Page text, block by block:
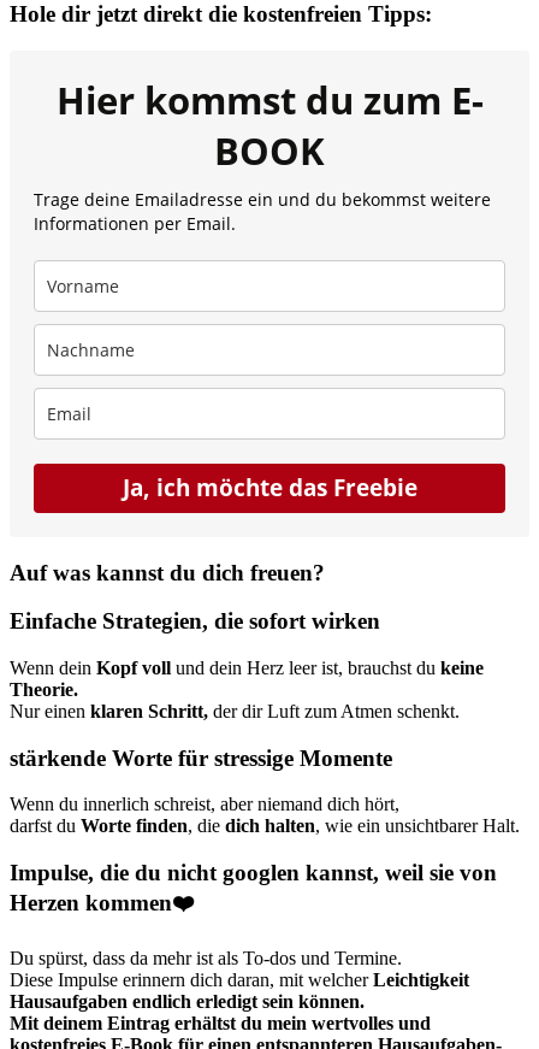
Hole dir jetzt direkt die kostenfreien Tipps:
Hier kommst du zum E-
BOOK
Trage deine Emailadresse ein und du bekommst weitere
Informationen per Email.
Ja, ich möchte das Freebie
Auf was kannst du dich freuen?
Einfache Strategien, die sofort wirken
Wenn dein Kopf voll und dein Herz leer ist, brauchst du keine
Theorie.
Nur einen klaren Schritt, der dir Luft zum Atmen schenkt.
stärkende Worte für stressige Momente
Wenn du innerlich schreist, aber niemand dich hört,
darfst du Worte finden, die dich halten, wie ein unsichtbarer Halt.
Impulse, die du nicht googlen kannst, weil sie von
Herzen kommen❤️
Du spürst, dass da mehr ist als To-dos und Termine.
Diese Impulse erinnern dich daran, mit welcherLeichtigkeit
Hausaufgaben endlich erledigt sein können.
Mit deinem Eintrag erhältst du mein wertvolles und
kostenfreies E-Book für einen entspannteren Hausaufgaben-